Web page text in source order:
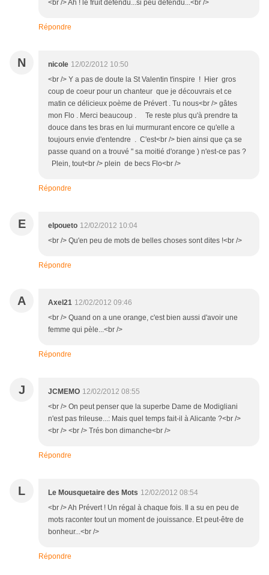
<br /> Ah ! le fruit défendu...si peu défendu...<br />
Répondre
N nicole 12/02/2012 10:50
<br /> Y a pas de doute la St Valentin t'inspire ! Hier gros
coup de coeur pour un chanteur que je découvrais et ce
matin ce délicieux poème de Prévert . Tu nous<br /> gâtes
mon Flo . Merci beaucoup . Te reste plus qu'à prendre ta
douce dans tes bras en lui murmurant encore ce qu'elle a
toujours envie d'entendre . C'est<br /> bien ainsi que ça se
passe quand on a trouvé " sa moitié d'orange ) n'est-ce pas ?
Plein, tout<br /> plein de becs Flo<br />
Répondre
E elpoueto 12/02/2012 10:04
<br /> Qu'en peu de mots de belles choses sont dites !<br />
Répondre
A Axel21 12/02/2012 09:46
<br /> Quand on a une orange, c'est bien aussi d'avoir une
femme qui pèle...<br />
Répondre
J JCMEMO 12/02/2012 08:55
<br /> On peut penser que la superbe Dame de Modigliani
n'est pas frileuse...: Mais quel temps fait-il à Alicante ?<br />
<br /> <br /> Trés bon dimanche<br />
Répondre
L Le Mousquetaire des Mots 12/02/2012 08:54
<br /> Ah Prévert ! Un régal à chaque fois. Il a su en peu de
mots raconter tout un moment de jouissance. Et peut-être de
bonheur...<br />
Répondre